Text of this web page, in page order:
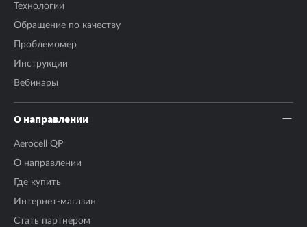
Технологии
Обращение по качеству
Проблемомер
Инструкции
Вебинары
О направлении
Aerocell QP
О направлении
Где купить
Интернет-магазин
Стать партнером